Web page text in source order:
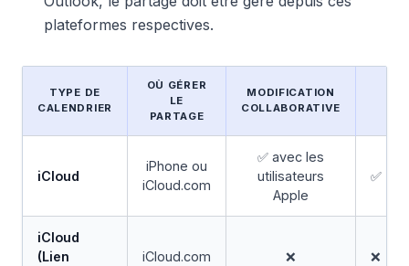
plateformes respectives.
TYPE DE
CALENDRIER
OÙ GÉRER
LE
PARTAGE
MODIFICATION
COLLABORATIVE
iCloud
iPhone ou
iCloud.com
✅ avec les
utilisateurs
Apple
✅
iCloud
(Lien
iCloud.com ❌ ❌